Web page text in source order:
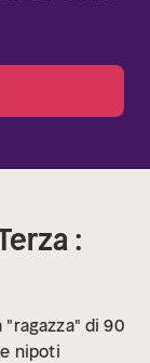
:
"ragazza" di 90
nipoti